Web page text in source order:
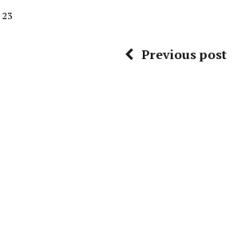
23
Previous post